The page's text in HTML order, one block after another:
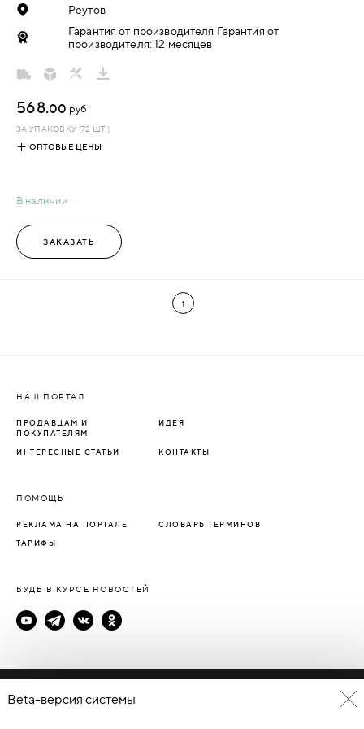
Реутов
Гарантия от производителя Гарантия от
производителя: 12 месяцев
В наличии
568.00 руб
ЗА УПАКОВКУ (72 ШТ.)
ОПТОВЫЕ ЦЕНЫ
ЗАКАЗАТЬ
1
НАШ ПОРТАЛ
ПРОДАВЦАМ И
ПОКУПАТЕЛЯМ
ИДЕЯ
ИНТЕРЕСНЫЕ СТАТЬИ КОНТАКТЫ
ПОМОЩЬ
РЕКЛАМА НА ПОРТАЛЕ СЛОВАРЬ ТЕРМИНОВ
ТАРИФЫ
БУДЬ В КУРСЕ НОВОСТЕЙ
Политика конфиденциальности
Beta-версия системы